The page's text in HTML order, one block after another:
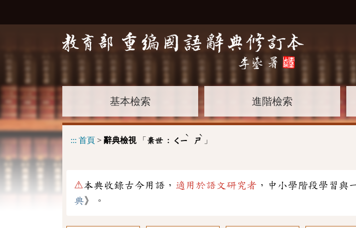
基本檢索 進階檢索
::: 首頁 > 辭典檢視「 棄世 : ㄑㄧ
ˋ
ㄕ
ˋ
」
⚠本典收錄古今用語， 適用於語文研究者 ，中小學階段學習與
典》。